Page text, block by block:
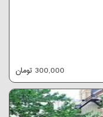
300,000 تومان